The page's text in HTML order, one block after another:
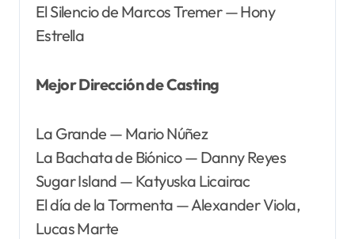
El Silencio de Marcos Tremer — Hony
Estrella
Mejor Dirección de Casting
La Grande — Mario Núñez
La Bachata de Biónico — Danny Reyes
Sugar Island — Katyuska Licairac
El día de la Tormenta — Alexander Viola,
Lucas Marte